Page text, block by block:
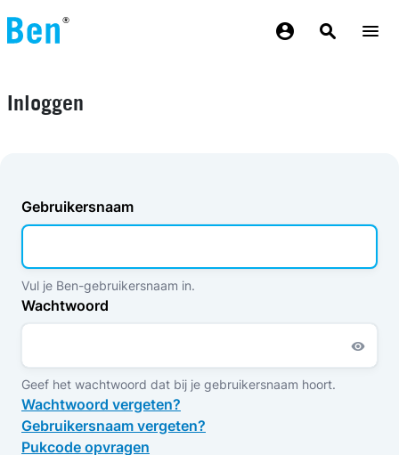
Inloggen
Gebruikersnaam
Vul je Ben-gebruikersnaam in.
Wachtwoord
Geef het wachtwoord dat bij je gebruikersnaam hoort.
Wachtwoord vergeten?
Gebruikersnaam vergeten?
Pukcode opvragen